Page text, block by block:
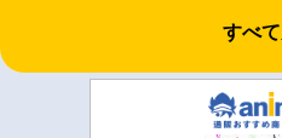
すべ